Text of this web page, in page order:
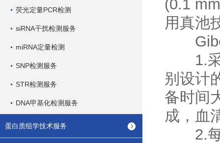
荧光定量PCR检测
siRNA干扰检测服务
miRNA定量检测
SNP检测服务
STR检测服务
DNA甲基化检测服务
蛋白质组学技术服务
(0.1
用真池
1.采
别设计
备时间
成，血
2.每